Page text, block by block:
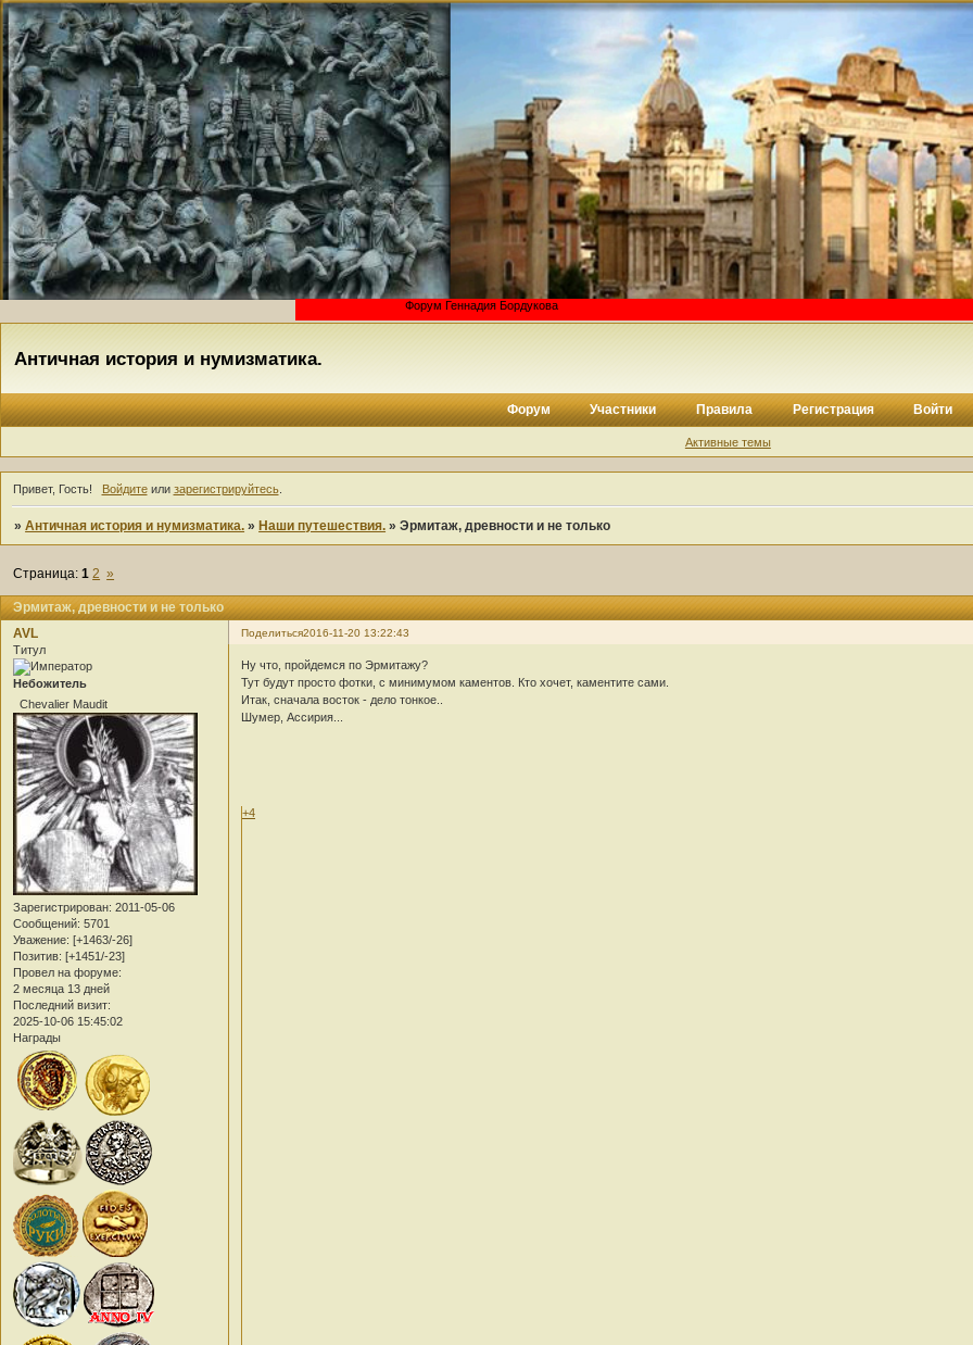
Форум Геннадия Бордукова
Античная история и нумизматика.
Форум Участники Правила Регистрация Войти
Активные темы
Привет, Гость! Войдитеили зарегистрируйтесь.
»Античная история и нумизматика. » Наши путешествия. »Эрмитаж, древности и не только
Эрмитаж, древности и не только
Страница:1 2 »
Поделиться2016-11-20 13:22:43
AVL
Титул
Небожитель
Chevalier Maudit
Зарегистрирован: 2011-05-06
Сообщений: 5701
Уважение: [+1463/-26]
Позитив: [+1451/-23]
Провел на форуме:
2 месяца 13 дней
Последний визит:
2025-10-06 15:45:02
Награды
Ну что, пройдемся по Эрмитажу?
Тут будут просто фотки, с минимумом каментов. Кто хочет, каментите сами.
Итак, сначала восток - дело тонкое..
Шумер, Ассирия...
+4